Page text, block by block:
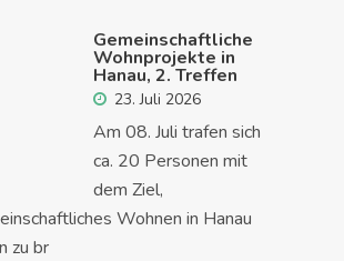
Gemeinschaftliche
Wohnprojekte in
Hanau, 2. Treffen
23. Juli 2026
Am 08. Juli trafen sich
ca. 20 Personen mit
dem Ziel,
Wohnen in Hanau
zu br